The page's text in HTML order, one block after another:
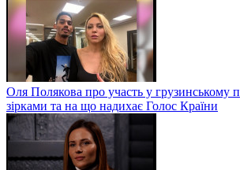
Оля Полякова про участь у грузинському
зірками та на що надихає Голос Країни